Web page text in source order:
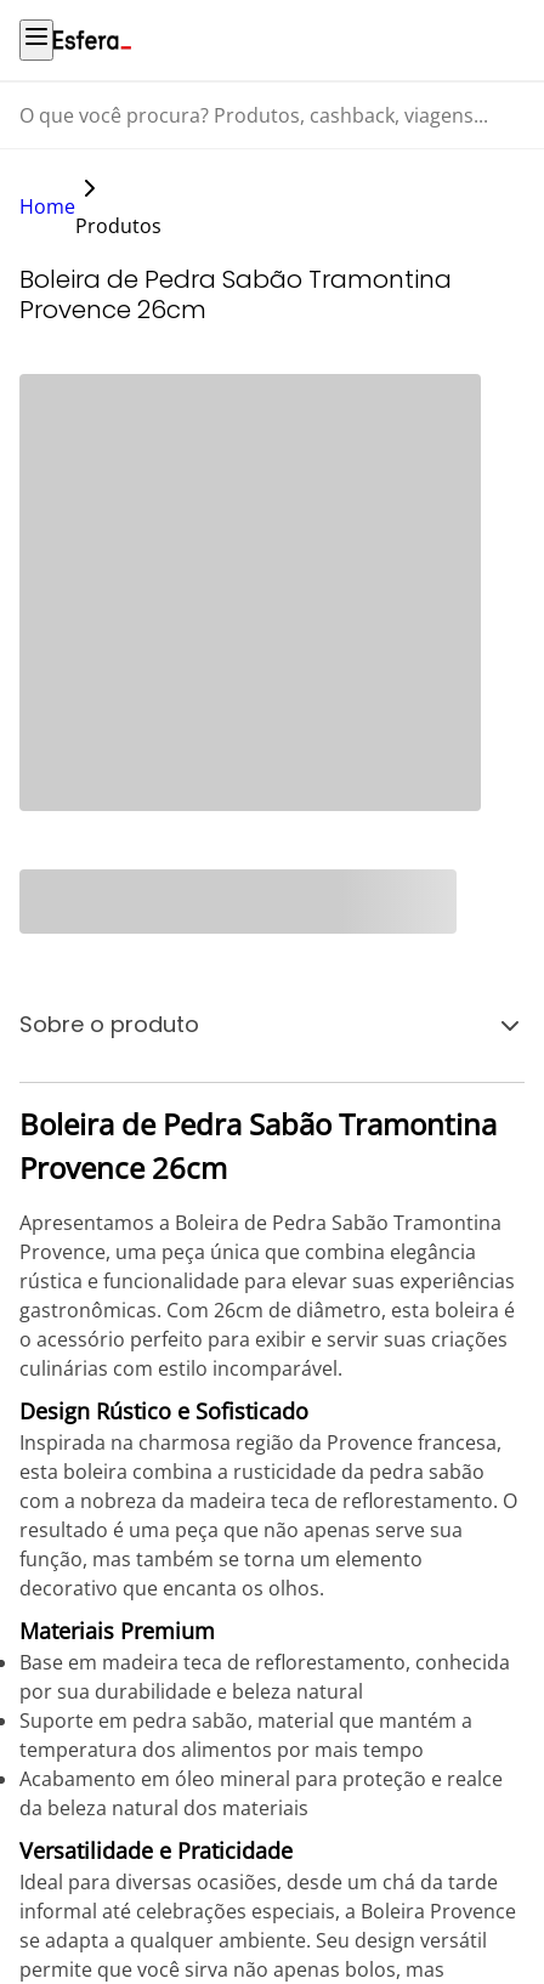
O que você procura? Produtos, cashback, viagens...
Home
Produtos
Boleira de Pedra Sabão Tramontina
Provence 26cm
Sobre o produto
Boleira de Pedra Sabão Tramontina
Provence 26cm
Apresentamos a Boleira de Pedra Sabão Tramontina
Provence, uma peça única que combina elegância
rústica e funcionalidade para elevar suas experiências
gastronômicas. Com 26cm de diâmetro, esta boleira é
o acessório perfeito para exibir e servir suas criações
culinárias com estilo incomparável.
Design Rústico e Sofisticado
Inspirada na charmosa região da Provence francesa,
esta boleira combina a rusticidade da pedra sabão
com a nobreza da madeira teca de reflorestamento. O
resultado é uma peça que não apenas serve sua
função, mas também se torna um elemento
decorativo que encanta os olhos.
Materiais Premium
Base em madeira teca de reflorestamento, conhecida
por sua durabilidade e beleza natural
Suporte em pedra sabão, material que mantém a
temperatura dos alimentos por mais tempo
Acabamento em óleo mineral para proteção e realce
da beleza natural dos materiais
Versatilidade e Praticidade
Ideal para diversas ocasiões, desde um chá da tarde
informal até celebrações especiais, a Boleira Provence
se adapta a qualquer ambiente. Seu design versátil
permite que você sirva não apenas bolos, mas